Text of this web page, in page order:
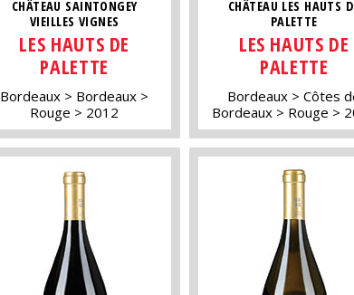
CHÂTEAU SAINTONGEY
VIEILLES VIGNES
LES HAUTS DE
PALETTE
Bordeaux
Bordeaux
Rouge
2012
CHÂTEAU LES HAUTS
PALETTE
LES HAUTS DE
PALETTE
Bordeaux
Côtes
Bordeaux
Rouge